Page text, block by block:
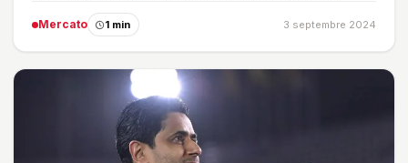
Mercato 1 min 3 septembre 2024